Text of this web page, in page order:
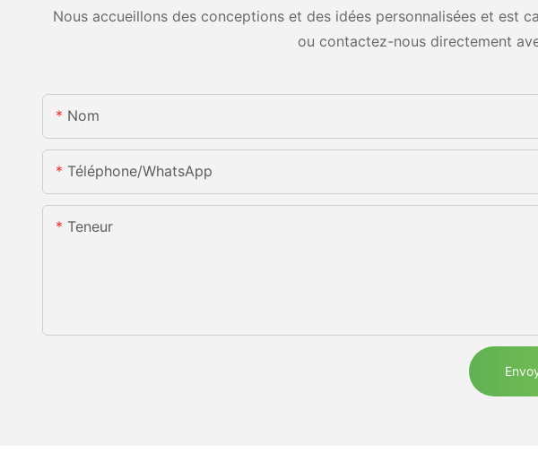
Nous accueillons des conceptions et des idées personnalisées et est
ou contactez-nous directement
Nom
Téléphone/WhatsApp
Teneur